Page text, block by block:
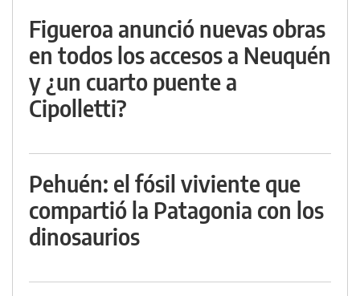
Figueroa anunció nuevas obras
en todos los accesos a Neuquén
y ¿un cuarto puente a
Cipolletti?
Pehuén: el fósil viviente que
compartió la Patagonia con los
dinosaurios